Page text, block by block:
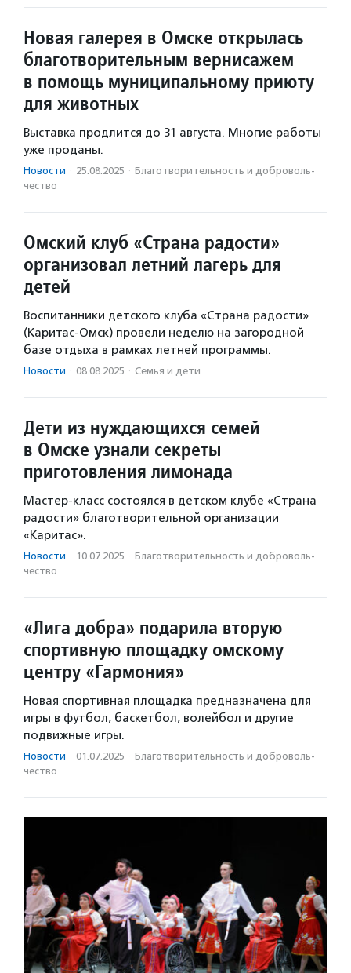
Новая галерея в Омске открылась
благотворительным вернисажем
в помощь муниципальному приюту
для животных
Выставка продлится до 31 августа. Многие работы
уже проданы.
Новости · 25.08.2025 · Благотвори­тель­ность и доброволь­
чест­во
Омский клуб «Страна радости»
организовал летний лагерь для
детей
Воспитанники детского клуба «Страна радости»
(Каритас-Омск) провели неделю на загородной
базе отдыха в рамках летней программы.
Новости · 08.08.2025 · Семья и дети
Дети из нуждающихся семей
в Омске узнали секреты
приготовления лимонада
Мастер-класс состоялся в детском клубе «Страна
радости» благотворительной организации
«Каритас».
Новости · 10.07.2025 · Благотвори­тель­ность и доброволь­
чест­во
«Лига добра» подарила вторую
спортивную площадку омскому
центру «Гармония»
Новая спортивная площадка предназначена для
игры в футбол, баскетбол, волейбол и другие
подвижные игры.
Новости · 01.07.2025 · Благотвори­тель­ность и доброволь­
чест­во